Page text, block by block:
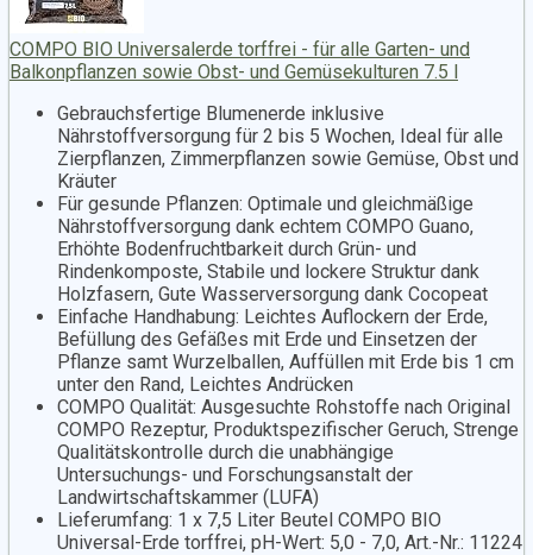
COMPO BIO Universalerde torffrei - für alle Garten- und
Balkonpflanzen sowie Obst- und Gemüsekulturen 7.5 l
Gebrauchsfertige Blumenerde inklusive
Nährstoffversorgung für 2 bis 5 Wochen, Ideal für alle
Zierpflanzen, Zimmerpflanzen sowie Gemüse, Obst und
Kräuter
Für gesunde Pflanzen: Optimale und gleichmäßige
Nährstoffversorgung dank echtem COMPO Guano,
Erhöhte Bodenfruchtbarkeit durch Grün- und
Rindenkomposte, Stabile und lockere Struktur dank
Holzfasern, Gute Wasserversorgung dank Cocopeat
Einfache Handhabung: Leichtes Auflockern der Erde,
Befüllung des Gefäßes mit Erde und Einsetzen der
Pflanze samt Wurzelballen, Auffüllen mit Erde bis 1 cm
unter den Rand, Leichtes Andrücken
COMPO Qualität: Ausgesuchte Rohstoffe nach Original
COMPO Rezeptur, Produktspezifischer Geruch, Strenge
Qualitätskontrolle durch die unabhängige
Untersuchungs- und Forschungsanstalt der
Landwirtschaftskammer (LUFA)
Lieferumfang: 1 x 7,5 Liter Beutel COMPO BIO
Universal-Erde torffrei, pH-Wert: 5,0 - 7,0, Art.-Nr.: 11224